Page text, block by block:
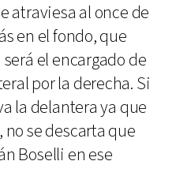
atraviesa al once de
en el fondo, que
el encargado de
por la derecha. Si
la delantera ya que
se descarta que
Boselli en ese